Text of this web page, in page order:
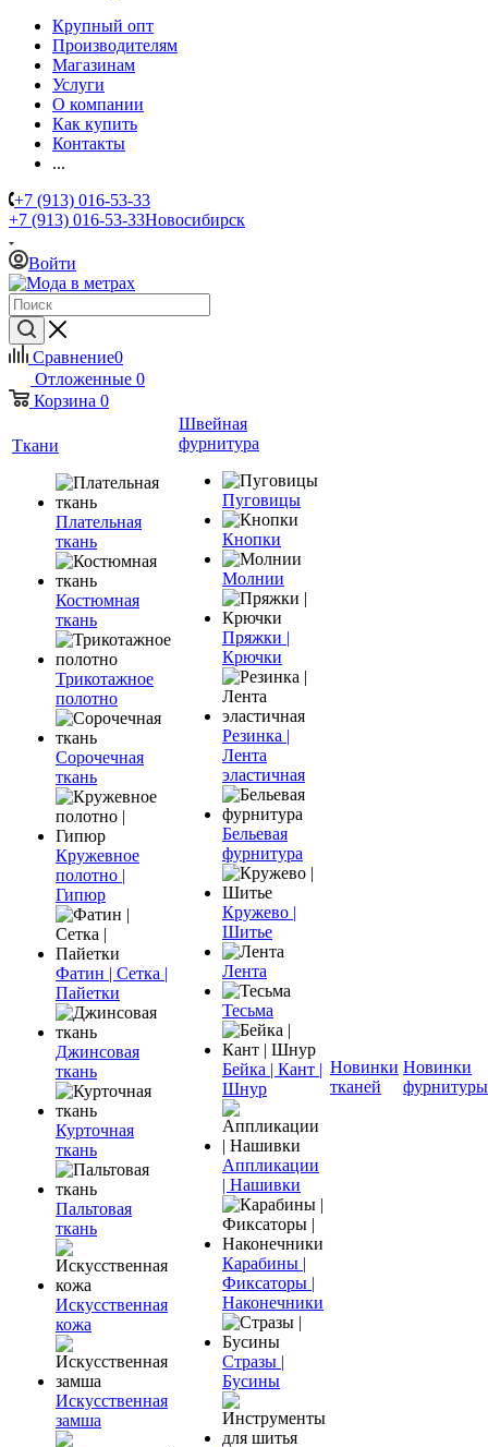
Крупный опт
Производителям
Магазинам
Услуги
О компании
Как купить
Контакты
...
+7 (913) 016-53-33
+7 (913) 016-53-33Новосибирск
Войти
Сравнение0
Отложенные 0
Корзина 0
Ткани
Плательная
ткань
Костюмная
ткань
Трикотажное
полотно
Сорочечная
ткань
Кружевное
полотно |
Гипюр
Фатин | Сетка |
Пайетки
Джинсовая
ткань
Курточная
ткань
Пальтовая
ткань
Искусственная
кожа
Искусственная
замша
Швейная
фурнитура
Пуговицы
Кнопки
Молнии
Пряжки |
Крючки
Резинка |
Лента
эластичная
Бельевая
фурнитура
Кружево |
Шитье
Лента
Тесьма
Бейка | Кант |
Шнур
Аппликации
| Нашивки
Карабины |
Фиксаторы |
Наконечники
Стразы |
Бусины
Новинки
тканей
Новинки
фурнитуры